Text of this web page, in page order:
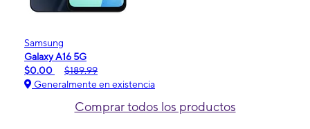
Samsung
Galaxy A16 5G
$0.00
$189.99
Generalmente en existencia
Comprar todos los productos